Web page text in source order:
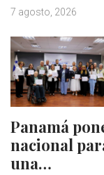
7 agosto, 2026
Panamá
nacional
una…